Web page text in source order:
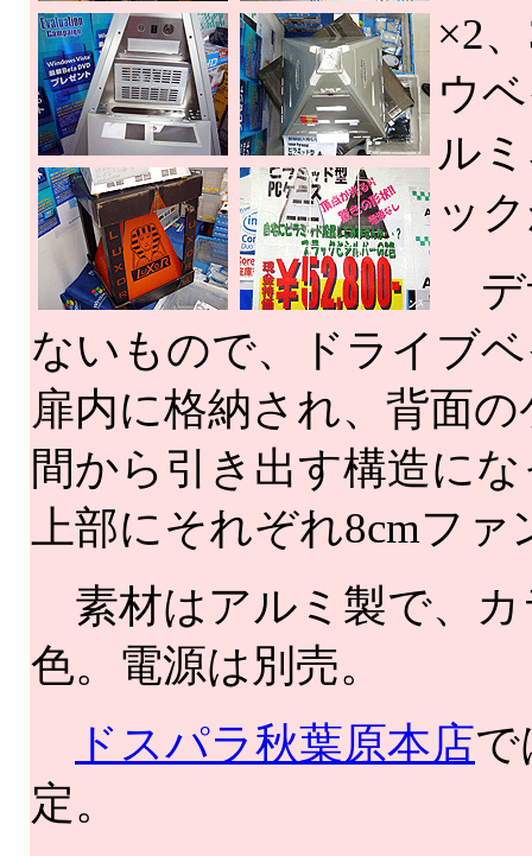
×2
ウ
ル
ッ
デ
ないもので、ドライブ
扉内に格納され、背面
間から引き出す構造に
上部にそれぞれ8cmフ
素材はアルミ製で、カ
色。電源は別売。
ドスパラ秋葉原本店で
定。